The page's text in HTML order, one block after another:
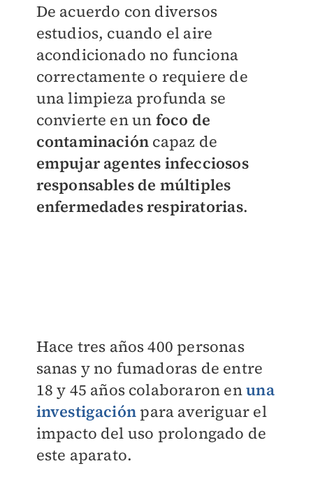
De acuerdo con diversos
estudios, cuando el aire
acondicionado no funciona
correctamente o requiere de
una limpieza profunda se
convierte en un foco de
contaminación capaz de
empujar agentes infecciosos
responsables de múltiples
enfermedades respiratorias.
Hace tres años 400 personas
sanas y no fumadoras de entre
18 y 45 años colaboraron enuna
investigación para averiguar el
impacto del uso prolongado de
este aparato.